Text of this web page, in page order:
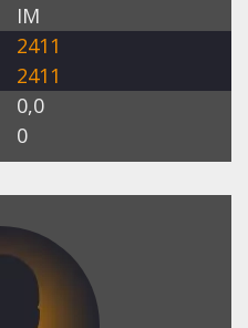
IM
2411
2411
0,0
0